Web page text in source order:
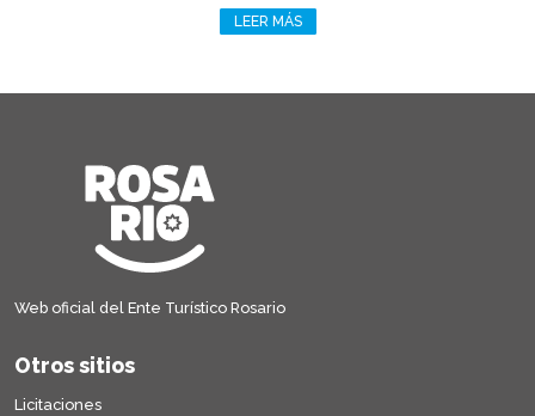
LEER MÁS
Web oficial del Ente Turístico Rosario
Otros sitios
Licitaciones